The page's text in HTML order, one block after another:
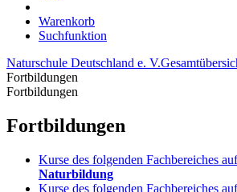
Warenkorb
Suchfunktion
Naturschule Deutschland e. V.
Fortbildungen
Fortbildungen
Fortbildungen
Kurse des folgenden Fachbereiches
Naturbildung
Kurse des folgenden Fachbereiches